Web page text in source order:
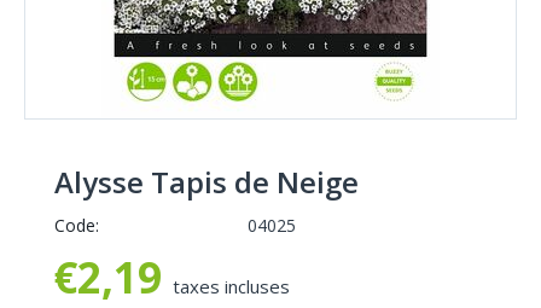
Alysse Tapis de Neige
Code: 04025
€2,19 taxes incluses